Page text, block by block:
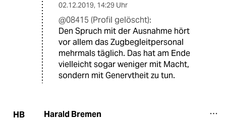
02.12.2019, 14:29 Uhr
@08415 (Profil gelöscht):
Den Spruch mit der Ausnahme hört
vor allem das Zugbegleitpersonal
mehrmals täglich. Das hat am Ende
vielleicht sogar weniger mit Macht,
sondern mit Genervtheit zu tun.
HB Harald Bremen